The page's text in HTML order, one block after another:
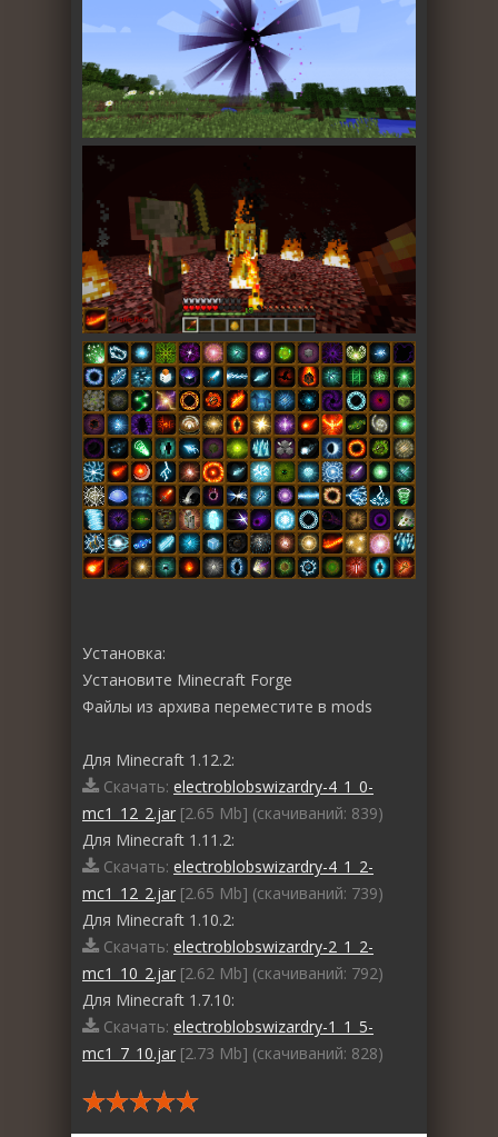
Установка:
Установите Minecraft Forge
Файлы из архива переместите в mods
Для Minecraft 1.12.2:
Скачать: electroblobswizardry-4_1_0-
mc1_12_2.jar [2.65 Mb] (cкачиваний: 839)
Для Minecraft 1.11.2:
Скачать: electroblobswizardry-4_1_2-
mc1_12_2.jar [2.65 Mb] (cкачиваний: 739)
Для Minecraft 1.10.2:
Скачать: electroblobswizardry-2_1_2-
mc1_10_2.jar [2.62 Mb] (cкачиваний: 792)
Для Minecraft 1.7.10:
Скачать: electroblobswizardry-1_1_5-
mc1_7_10.jar [2.73 Mb] (cкачиваний: 828)